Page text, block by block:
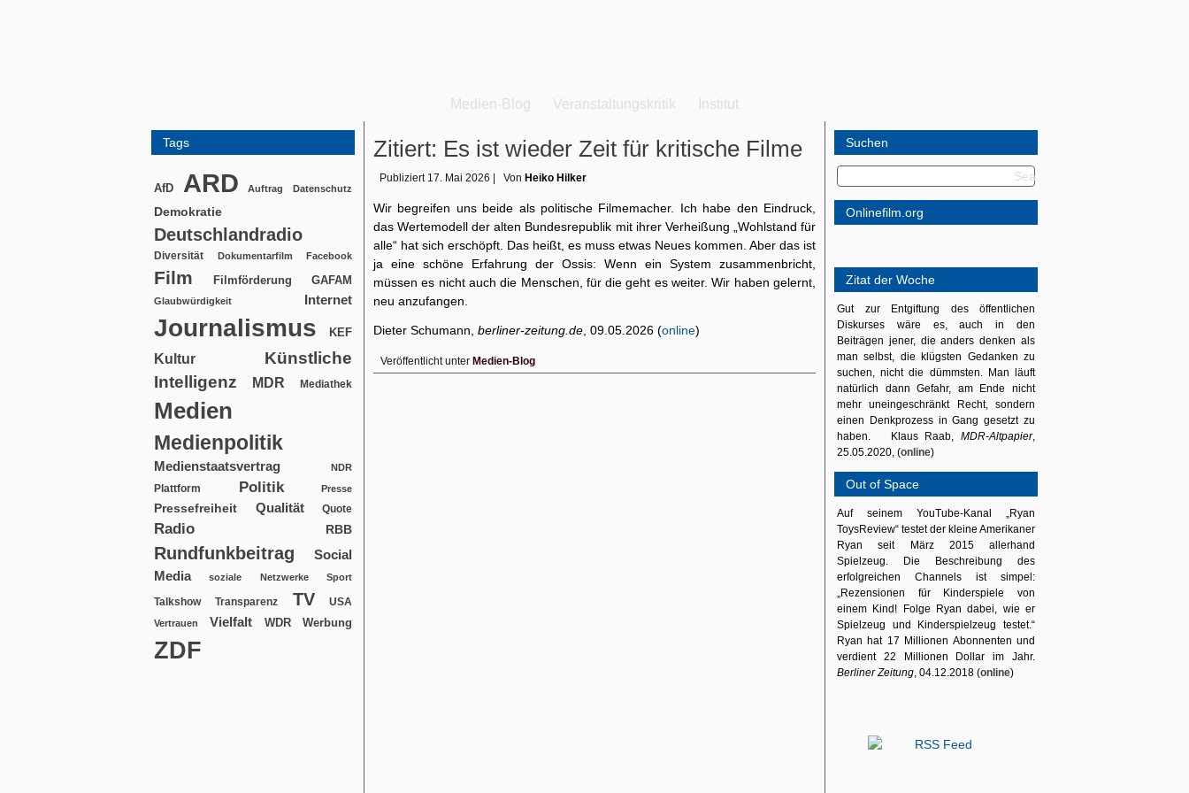
Medien-Blog Veranstaltungskritik Institut
Tags
AfD ARD Auftrag Datenschutz
Demokratie
Deutschlandradio
Diversität Dokumentarfilm Facebook
Film Filmförderung GAFAM
Glaubwürdigkeit Internet
Journalismus KEF
Kultur
Künstliche
Intelligenz
MDR Mediathek
Medien
Medienpolitik
Medienstaatsvertrag NDR
Plattform Politik Presse
Pressefreiheit Qualität Quote
Radio RBB
Rundfunkbeitrag
Social
Media
soziale Netzwerke Sport
Talkshow Transparenz TV USA
Vertrauen Vielfalt WDR Werbung
ZDF
Zitiert: Es ist wieder Zeit für kritische Filme
Publiziert 17. Mai 2026 Von Heiko Hilker
Wir begreifen uns beide als politische Filmemacher. Ich habe den Eindruck,
das Wertemodell der alten Bundesrepublik mit ihrer Verheißung „Wohlstand für
alle“ hat sich erschöpft. Das heißt, es muss etwas Neues kommen. Aber das ist
ja eine schöne Erfahrung der Ossis: Wenn ein System zusammenbricht,
müssen es nicht auch die Menschen, für die geht es weiter. Wir haben gelernt,
neu anzufangen.
Dieter Schumann, berliner-zeitung.de , 09.05.2026 (online)
Veröffentlicht unter Medien-Blog
Suchen
Onlinefilm.org
Zitat der Woche
Gut zur Entgiftung des öffentlichen
Diskurses wäre es, auch in den
Beiträgen jener, die anders denken als
man selbst, die klügsten Gedanken zu
suchen, nicht die dümmsten. Man läuft
natürlich dann Gefahr, am Ende nicht
mehr uneingeschränkt Recht, sondern
einen Denkprozess in Gang gesetzt zu
haben. Klaus Raab, MDR-Altpapier,
25.05.2020, (online)
Out of Space
Auf seinem YouTube-Kanal „Ryan
ToysReview“ testet der kleine Amerikaner
Ryan seit März 2015 allerhand
Spielzeug. Die Beschreibung des
erfolgreichen Channels ist simpel:
„Rezensionen für Kinderspiele von
einem Kind! Folge Ryan dabei, wie er
Spielzeug und Kinderspielzeug testet.“
Ryan hat 17 Millionen Abonnenten und
verdient 22 Millionen Dollar im Jahr.
Berliner Zeitung, 04.12.2018 (online)